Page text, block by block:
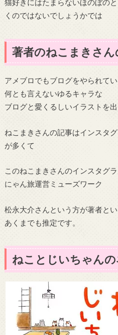
猫好きにはたまらないほのぼの
くのではないでしょうかでは
著者のねこまきさん
アメブロでもブログをやられて
何とも言えないゆるキャラな
ブログと愛くるしいイラストを
ねこまきさんの記事はインスタ
が多くて
このねこまきさんのインスタグ
にゃん旅運営ミューズワーク
松永大介さんという方が著者と
あくまでも推定です。
ねことじいちゃん